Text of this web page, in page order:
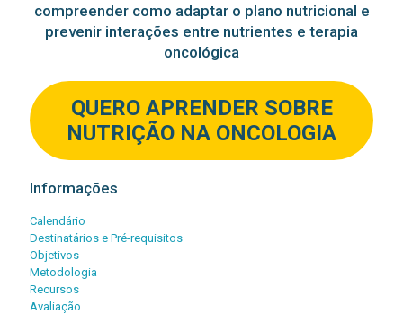
compreender como adaptar o plano nutricional e
prevenir interações entre nutrientes e terapia
oncológica
QUERO APRENDER SOBRE
NUTRIÇÃO NA ONCOLOGIA
Informações
Calendário
Destinatários e Pré-requisitos
Objetivos
Metodologia
Recursos
Avaliação